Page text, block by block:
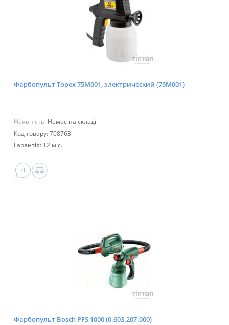
Фарбопульт Topex 75M001, электрический (75M001)
Наявність: Немає на складі
Код товару: 708763
Гарантія: 12 міс.
0
Фарбопульт Bosch PFS 1000 (0.603.207.000)